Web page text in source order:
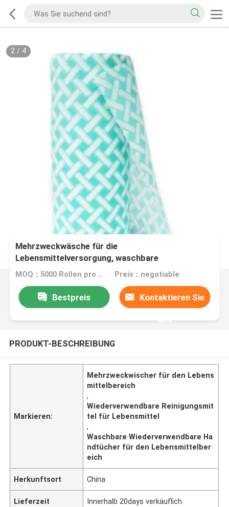
2/ 4
Mehrzweckwäsche für die
Lebensmittelversorgung, waschbare
wiederverwendbare Handtücher für die
Lebensmittelversorgung
MOQ：5000 Rollen pro Farbe Preis：negotiable
Bestpreis Kontaktieren Sie
uns
PRODUKT-BESCHREIBUNG
Markieren:
Mehrzweckwischer für den Lebens
mittelbereich
,
Wiederverwendbare Reinigungsmit
tel für Lebensmittel
,
Waschbare Wiederverwendbare Ha
ndtücher für den Lebensmittelber
eich
Herkunftsort China
Lieferzeit Innerhalb 20days verkäuflich